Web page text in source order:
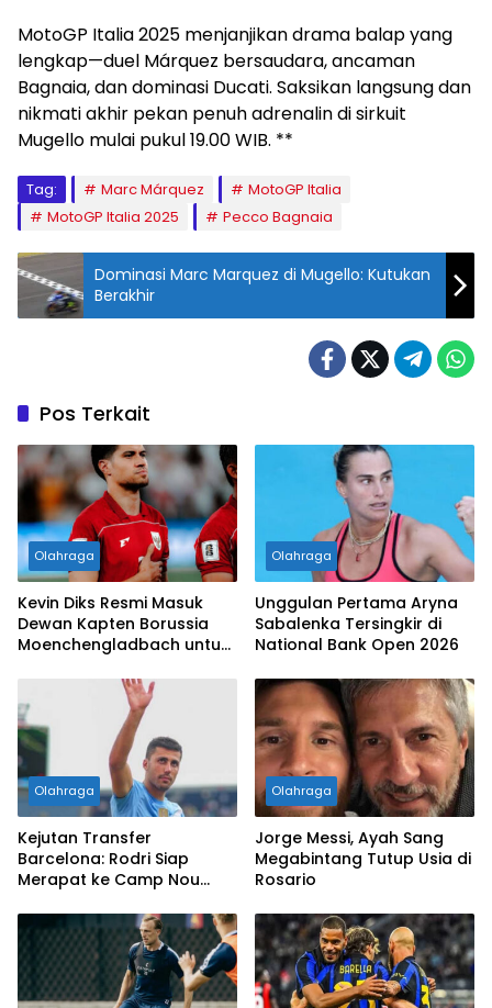
MotoGP Italia 2025 menjanjikan drama balap yang
lengkap—duel Márquez bersaudara, ancaman
Bagnaia, dan dominasi Ducati. Saksikan langsung dan
nikmati akhir pekan penuh adrenalin di sirkuit
Mugello mulai pukul 19.00 WIB. **
Tag: Marc Márquez
MotoGP Italia
MotoGP Italia 2025
Pecco Bagnaia
Dominasi Marc Marquez di Mugello: Kutukan
Berakhir
Pos Terkait
Olahraga
Kevin Diks Resmi Masuk
Dewan Kapten Borussia
Moenchengladbach untuk
Olahraga
Unggulan Pertama Aryna
Sabalenka Tersingkir di
National Bank Open 2026
Olahraga
Kejutan Transfer
Barcelona: Rodri Siap
Merapat ke Camp Nou
Olahraga
Jorge Messi, Ayah Sang
Megabintang Tutup Usia di
Rosario